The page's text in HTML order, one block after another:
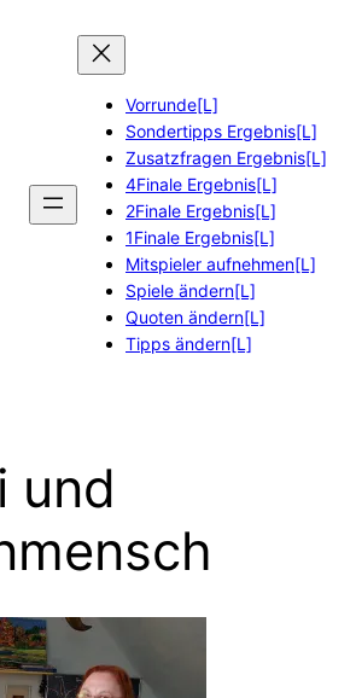
Vorrunde[L]
Sondertipps Ergebnis[L]
Zusatzfragen Ergebnis[L]
4Finale Ergebnis[L]
2Finale Ergebnis[L]
1Finale Ergebnis[L]
Mitspieler aufnehmen[L]
Spiele ändern[L]
Quoten ändern[L]
Tipps ändern[L]
und